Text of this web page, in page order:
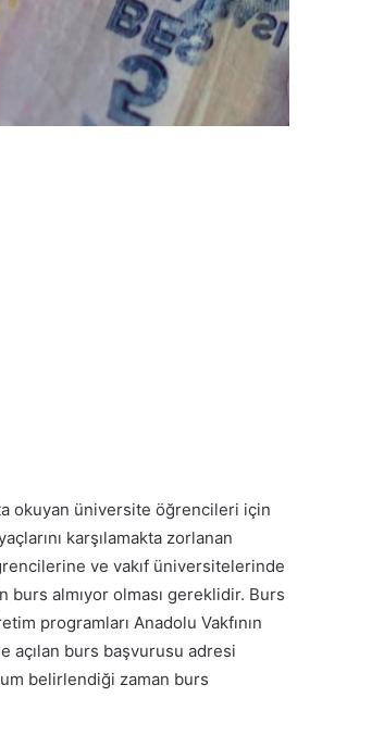
okuyan üniversite öğrencileri için
karşılamakta zorlanan
ve vakıf üniversitelerinde
almıyor olması gereklidir. Burs
programları Anadolu Vakfının
açılan burs başvurusu adresi
belirlendiği zaman burs